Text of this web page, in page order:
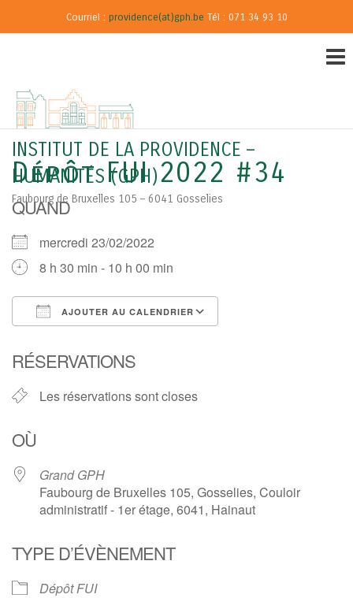
Courriel : providence(at)gph.be Tél : 071 34 93 10
INSTITUT DE LA PROVIDENCE –
HUMANITÉS (GPH)
Faubourg de Bruxelles 105 – 6041 Gosselies
Dépôt FUI 2022 #34
QUAND
mercredi 23/02/2022
8 h 30 min - 10 h 00 min
AJOUTER AU CALENDRIER
RÉSERVATIONS
Les réservations sont closes
OÙ
Grand GPH
Faubourg de Bruxelles 105, Gosselies, Couloir
administratif - 1er étage, 6041, Hainaut
TYPE D’ÉVÈNEMENT
Dépôt FUI